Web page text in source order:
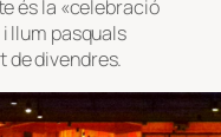
és la «celebració
llum pasquals
de divendres.